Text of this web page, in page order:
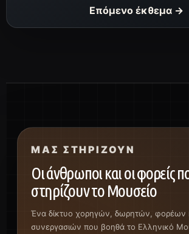
Επόμενο έκθεμα →
ΜΑΣ ΣΤΗΡΊΖΟΥΝ
Οι άνθρωποι και οι φορείς
στηρίζουν το Μουσείο
Ένα δίκτυο χορηγών, δωρητών, φορέων
συνεργασιών που βοηθά το Ελληνικό